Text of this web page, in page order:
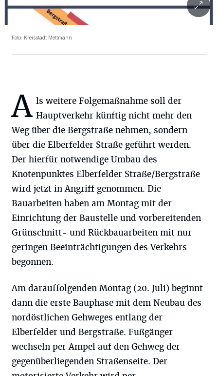
Foto: Kreisstadt Mettmann
A ls weitere Folgemaßnahme soll der
Hauptverkehr künftig nicht mehr den
Weg über die Bergstraße nehmen, sondern
über die Elberfelder Straße geführt werden.
Der hierfür notwendige Umbau des
Knotenpunktes Elberfelder Straße/Bergstraße
wird jetzt in Angriff genommen. Die
Bauarbeiten haben am Montag mit der
Einrichtung der Baustelle und vorbereitenden
Grünschnitt- und Rückbauarbeiten mit nur
geringen Beeinträchtigungen des Verkehrs
begonnen.
Am darauffolgenden Montag (20. Juli) beginnt
dann die erste Bauphase mit dem Neubau des
nordöstlichen Gehweges entlang der
Elberfelder und Bergstraße. Fußgänger
wechseln per Ampel auf den Gehweg der
gegenüberliegenden Straßenseite. Der